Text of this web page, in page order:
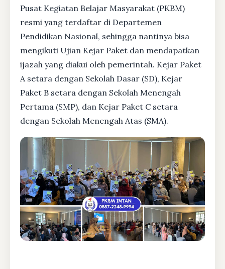
Pusat Kegiatan Belajar Masyarakat (PKBM)
resmi yang terdaftar di Departemen
Pendidikan Nasional, sehingga nantinya bisa
mengikuti Ujian Kejar Paket dan mendapatkan
ijazah yang diakui oleh pemerintah. Kejar Paket
A setara dengan Sekolah Dasar (SD), Kejar
Paket B setara dengan Sekolah Menengah
Pertama (SMP), dan Kejar Paket C setara
dengan Sekolah Menengah Atas (SMA).